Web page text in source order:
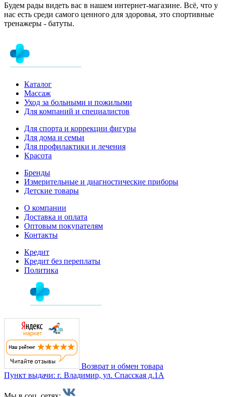
Будем рады видеть вас в нашем интернет-магазине. Всё, что у
нас есть среди самого ценного для здоровья, это спортивные
тренажеры - батуты.
Каталог
Массаж
Уход за больными и пожилыми
Для компаний и специалистов
Для спорта и коррекции фигуры
Для дома и семьи
Для профилактики и лечения
Красота
Бренды
Измерительные и диагностические приборы
Детские товары
О компании
Доставка и оплата
Оптовым покупателям
Контакты
Кредит
Кредит без переплаты
Политика
Возврат и обмен товара
Пункт выдачи: г. Владимир, ул. Спасская д.1А